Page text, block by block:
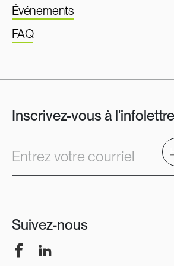
Événements
FAQ
Inscrivez-vous à l'infolettre
Entrez votre courriel
Suivez-nous
FacebookLinkedIn